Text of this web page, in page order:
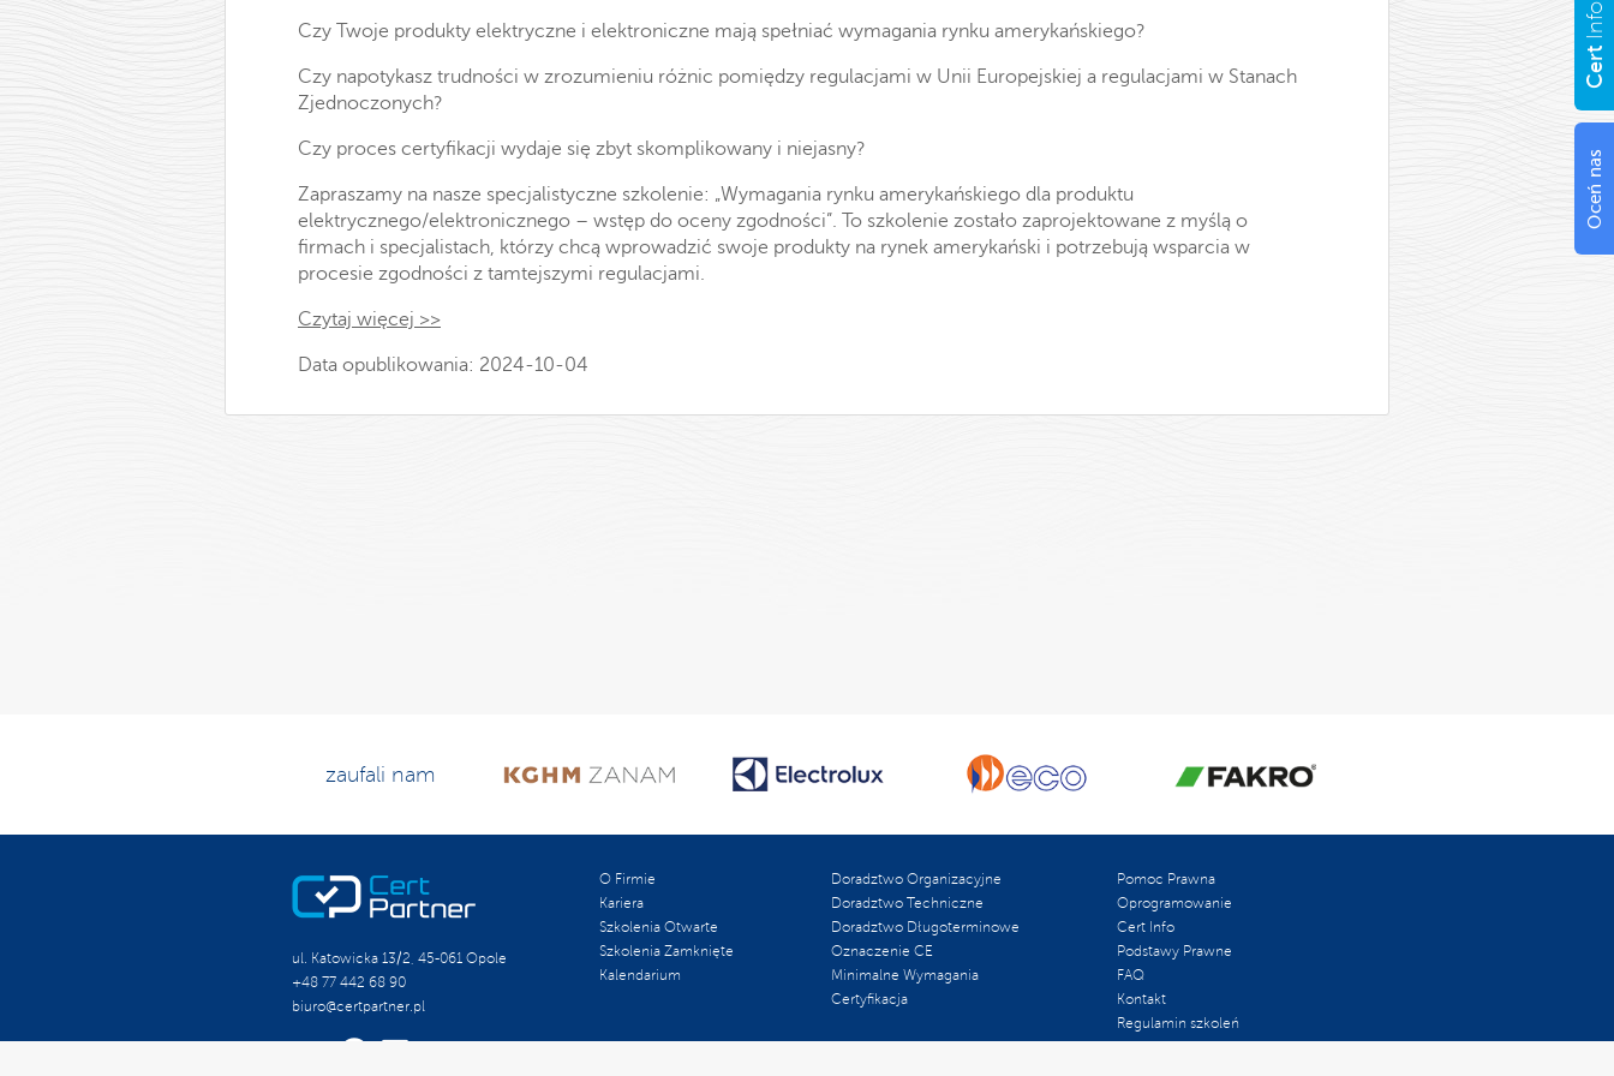
Cert
Info
Oceń nas
Czy Twoje produkty elektryczne i elektroniczne mają spełniać wymagania rynku amerykańskiego?
Czy napotykasz trudności w zrozumieniu różnic pomiędzy regulacjami w Unii Europejskiej a regulacjami w Stanach
Zjednoczonych?
Czy proces certyfikacji wydaje się zbyt skomplikowany i niejasny?
Zapraszamy na nasze specjalistyczne szkolenie: „Wymagania rynku amerykańskiego dla produktu
elektrycznego/elektronicznego – wstęp do oceny zgodności”. To szkolenie zostało zaprojektowane z myślą o
firmach i specjalistach, którzy chcą wprowadzić swoje produkty na rynek amerykański i potrzebują wsparcia w
procesie zgodności z tamtejszymi regulacjami.
Czytaj więcej >>
Data opublikowania: 2024-10-04
zaufali nam
ul. Katowicka 13/2, 45-061 Opole
+48 77 442 68 90
biuro@certpartner.pl
O Firmie
Kariera
Szkolenia Otwarte
Szkolenia Zamknięte
Kalendarium
Doradztwo Organizacyjne
Doradztwo Techniczne
Doradztwo Długoterminowe
Oznaczenie CE
Minimalne Wymagania
Certyfikacja
Pomoc Prawna
Oprogramowanie
Cert Info
Podstawy Prawne
FAQ
Kontakt
Regulamin szkoleń